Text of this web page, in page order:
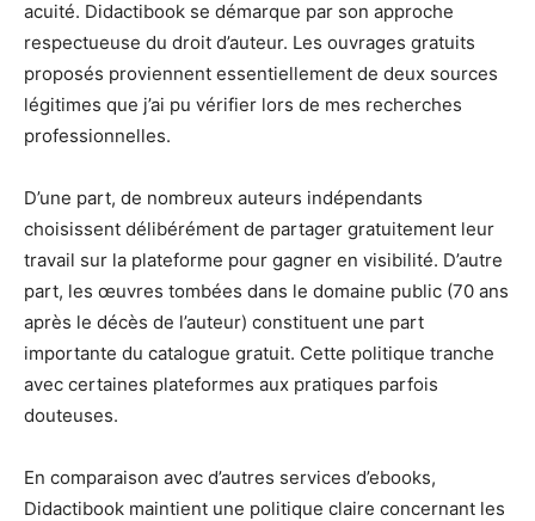
acuité. Didactibook se démarque par son approche
respectueuse du droit d’auteur. Les ouvrages gratuits
proposés proviennent essentiellement de deux sources
légitimes que j’ai pu vérifier lors de mes recherches
professionnelles.
D’une part, de nombreux auteurs indépendants
choisissent délibérément de partager gratuitement leur
travail sur la plateforme pour gagner en visibilité. D’autre
part, les œuvres tombées dans le domaine public (70 ans
après le décès de l’auteur) constituent une part
importante du catalogue gratuit. Cette politique tranche
avec certaines plateformes aux pratiques parfois
douteuses.
En comparaison avec d’autres services d’ebooks,
Didactibook maintient une politique claire concernant les